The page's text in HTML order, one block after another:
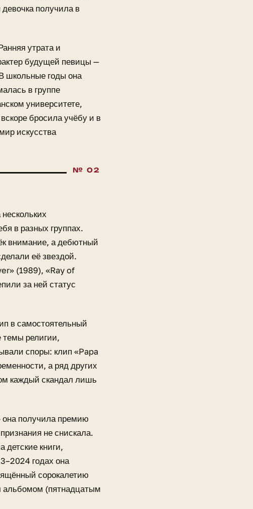
получила в
утрата и
будущей певицы —
школьные годы она
в группе
университете,
бросила учёбу и в
искусства
в разных группах.
внимание, а дебютный
её звездой.
(1989), «Ray of
за ней статус
в самостоятельный
темы религии,
споры: клип «Papa
а ряд других
каждый скандал лишь
она получила премию
не снискала.
книги,
годах она
сорокалетию
альбомом (пятнадцатым